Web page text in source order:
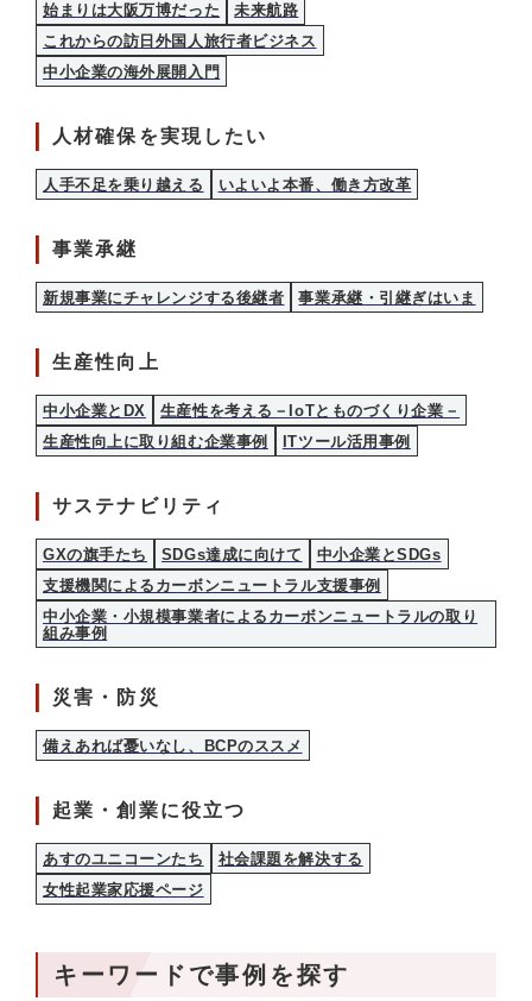
始まりは大阪万博だった
未来航路
これからの訪日外国人旅行者ビジネス
中小企業の海外展開入門
人材確保を実現したい
人手不足を乗り越える いよいよ本番、働き方改革
事業承継
新規事業にチャレンジする後継者 事業承継・引継ぎはいま
生産性向上
中小企業とDX
生産性を考える－IoTとものづくり企業－
生産性向上に取り組む企業事例
ITツール活用事例
サステナビリティ
GXの旗手たち SDGs達成に向けて
中小企業とSDGs
支援機関によるカーボンニュートラル支援事例
中小企業・小規模事業者によるカーボンニュートラルの取り
組み事例
災害・防災
備えあれば憂いなし、BCPのススメ
起業・創業に役立つ
あすのユニコーンたち
社会課題を解決する
女性起業家応援ページ
キーワードで事例を探す